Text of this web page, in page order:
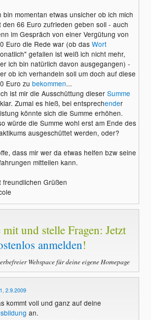
bin momentan etwas unsicher ob ich mich
den 66 Euro zufrieden geben soll - auch
im Gespräch von einer Vergütung von
Euro die Rede war (ob das Wort
gefallen ist weiß ich nicht mehr,
ich bin natürlich davon ausgegangen) -
ob ich verhandeln soll um doch auf diese
Euro zu bekommen...
ist mir die Ausschüttung dieser Summe
Zumal es hieß, bei entsprechender
könnte sich die Summe erhöhen.
würde die Summe wohl erst am Ende des
ausgeschüttet werden, oder?
dass mir wer da etwas helfen bzw seine
mitteilen kann.
freundlichen Grüßen
und stelle Fragen: Jetzt
anmelden!
Webspace für deine eigene Homepage
2.9.2009
kommt voll und ganz auf deine
an.